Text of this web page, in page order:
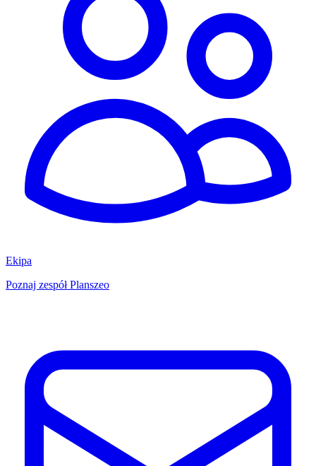
Ekipa
Poznaj zespół Planszeo